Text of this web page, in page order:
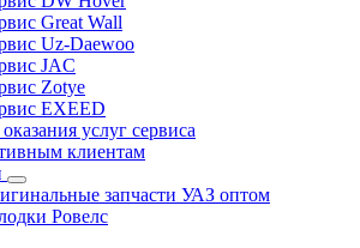
Great Wall
Uz-Daewoo
JAC
Zotye
EXEED
услуг сервиса
клиентам
запчасти УАЗ оптом
Ровелс